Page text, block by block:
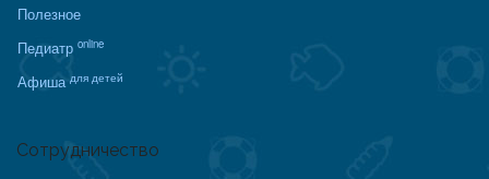
Полезное
Педиатр online
Афиша для детей
Сотрудничество